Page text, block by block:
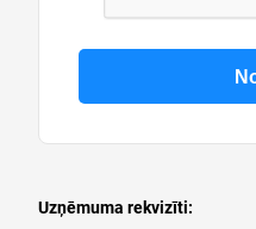
Uzņēmuma rekvizīti: